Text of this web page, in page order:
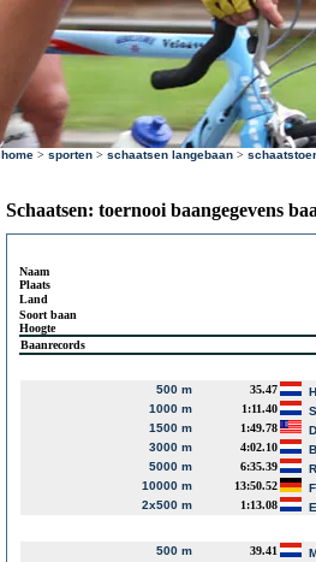
home > sporten > schaatsen langebaan >
Schaatsen: toernooi baangegevens
Naam
Plaats
Land
Soort baan
Hoogte
Baanrecords
500 m 35.47
1000 m
1:11.40
1500 m
1:49.78
3000 m
4:02.10
5000 m
6:35.39
10000 m
13:50.52
2x500 m
1:13.08
500 m 39.41